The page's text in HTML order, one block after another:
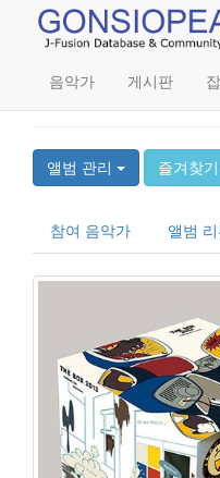
음악가 게시판
The Box 2013
앨범 관리 즐겨찾
참여 음악가 앨범 리